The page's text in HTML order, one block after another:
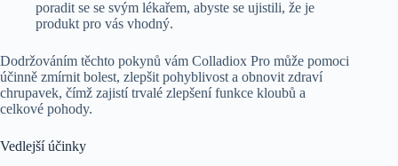
poradit se se svým lékařem, abyste se ujistili, že je
produkt pro vás vhodný.
Dodržováním těchto pokynů vám Colladiox Pro může pomoci
účinně zmírnit bolest, zlepšit pohyblivost a obnovit zdraví
chrupavek, čímž zajistí trvalé zlepšení funkce kloubů a
celkové pohody.
Vedlejší účinky